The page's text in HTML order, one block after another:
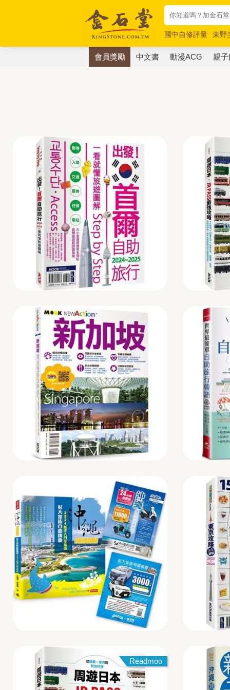
國中自修評量
東野
唯紅花綻放
奧德賽
會員獎勵 中文書 動漫ACG 親
Readmoo